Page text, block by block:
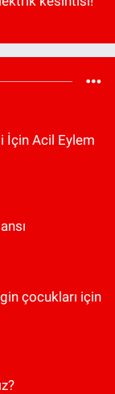
İçin Acil Eylem
çocukları için